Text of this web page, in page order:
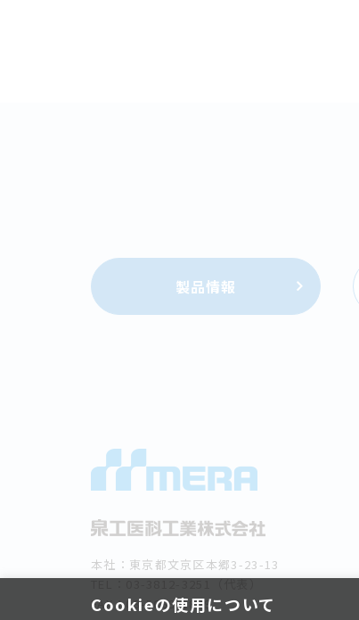
Cookieの使用について
製品情報
本社：東京都文京区本郷3-23-13
TEL：03-3812-3251（代表）
FAX：03-5689-5829